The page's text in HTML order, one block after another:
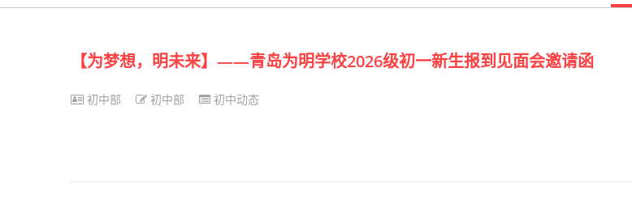
【为梦想，明未来】——青岛为明学校2026级初一新生报到见面会邀请函
初中部 初中部 初中动态